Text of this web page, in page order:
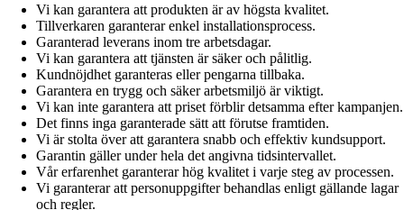
Vi kan garantera att produkten är av högsta kvalitet.
Tillverkaren garanterar enkel installationsprocess.
Garanterad leverans inom tre arbetsdagar.
Vi kan garantera att tjänsten är säker och pålitlig.
Kundnöjdhet garanteras eller pengarna tillbaka.
Garantera en trygg och säker arbetsmiljö är viktigt.
Vi kan inte garantera att priset förblir detsamma efter kampanjen.
Det finns inga garanterade sätt att förutse framtiden.
Vi är stolta över att garantera snabb och effektiv kundsupport.
Garantin gäller under hela det angivna tidsintervallet.
Vår erfarenhet garanterar hög kvalitet i varje steg av processen.
Vi garanterar att personuppgifter behandlas enligt gällande lagar
och regler.